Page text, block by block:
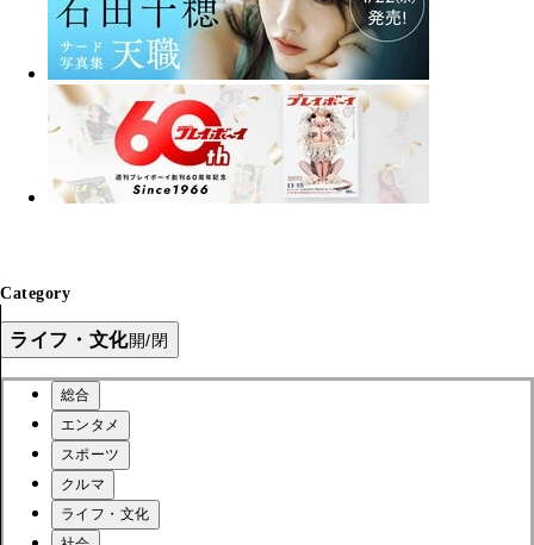
Category
ライフ・文化開/閉
総合
エンタメ
スポーツ
クルマ
ライフ・文化